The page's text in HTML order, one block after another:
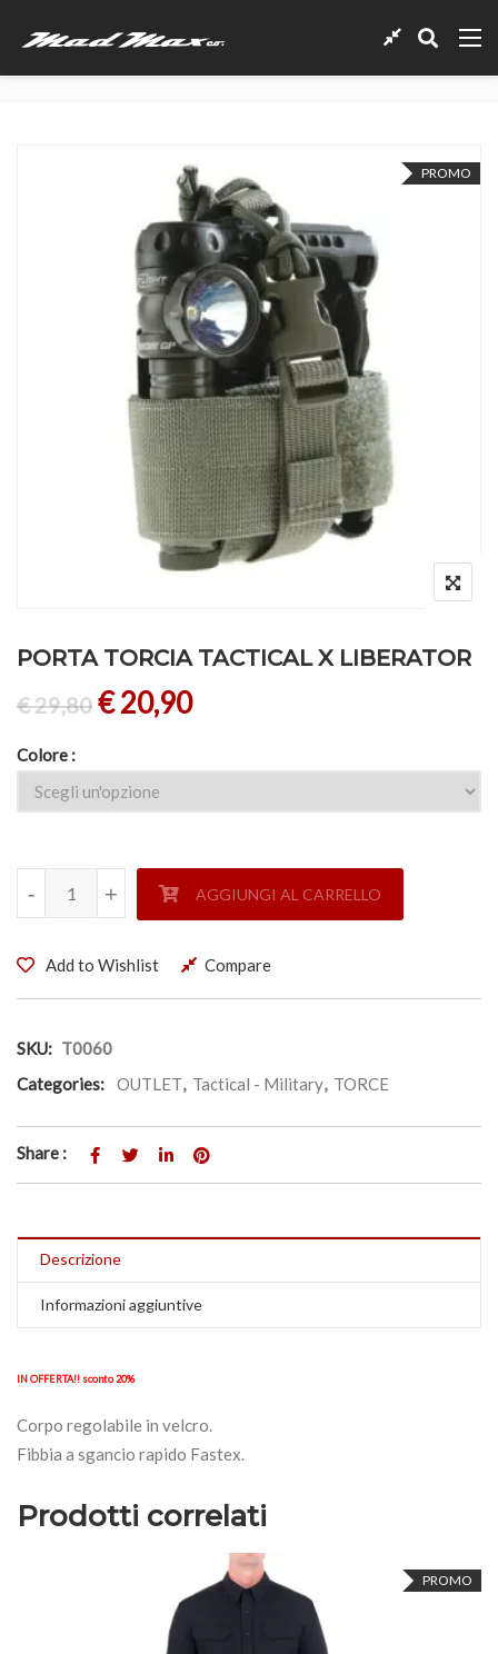
PROMO
PORTA TORCIA TACTICAL X LIBERATOR
€29,80 €20,90
Colore
PORTA TORCIA TACTICAL X LIBERATOR quantità
+
- +
- AGGIUNGI AL CARRELLO
Add to Wishlist Compare
SKU: T0060
Categories:
OUTLET, Tactical - Military, TORCE
Share :
Descrizione
Informazioni aggiuntive
IN OFFERTA!! sconto 20%
Corpo regolabile in velcro.
Fibbia a sgancio rapido Fastex.
Prodotti correlati